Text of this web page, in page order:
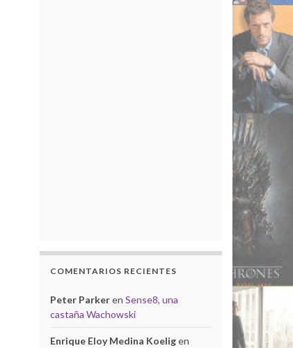
COMENTARIOS RECIENTES
Peter Parkeren Sense8, una
castaña Wachowski
Enrique Eloy Medina Koeligen